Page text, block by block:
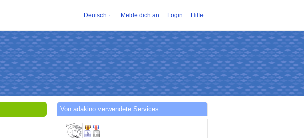
Deutsch Melde dich an Login Hilfe
Von adakino verwendete Services.